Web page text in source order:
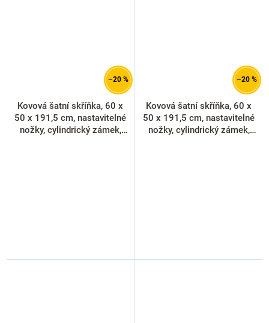
–20 %
Kovová šatní skříňka, 60 x
50 x 191,5 cm, nastavitelné
nožky, cylindrický zámek,
–20 %
Kovová šatní skříňka, 60 x
50 x 191,5 cm, nastavitelné
nožky, cylindrický zámek,